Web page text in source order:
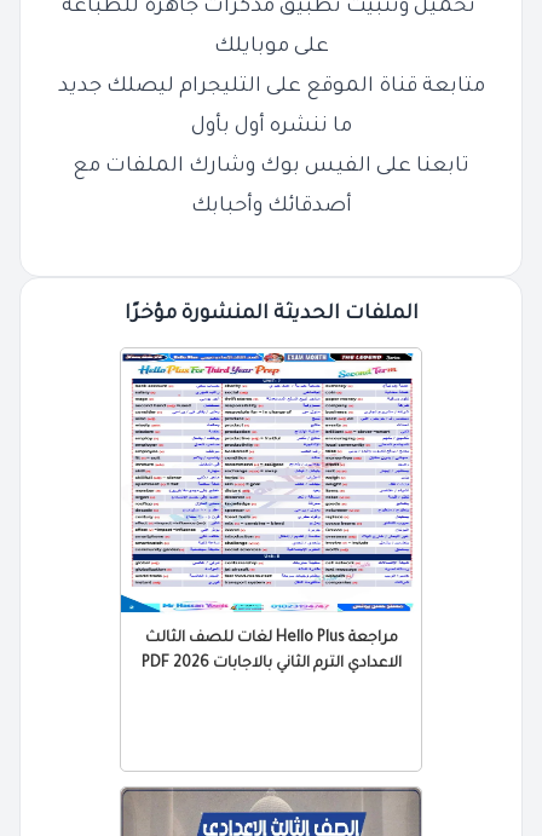
تحميل وتثبيت تطبيق مذكرات جاهزة للطباعة
على موبايلك
متابعة قناة الموقع على التليجرام ليصلك جديد
ما ننشره أول بأول
تابعنا على الفيس بوك وشارك الملفات مع
أصدقائك وأحبابك
الملفات الحديثة المنشورة مؤخرًا
مراجعة Hello Plus لغات للصف الثالث
الاعدادي الترم الثاني بالاجابات 2026 PDF